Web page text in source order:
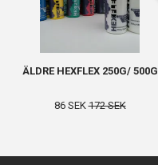
ÄLDRE HEXFLEX 250G/ 500G
86 SEK172 SEK